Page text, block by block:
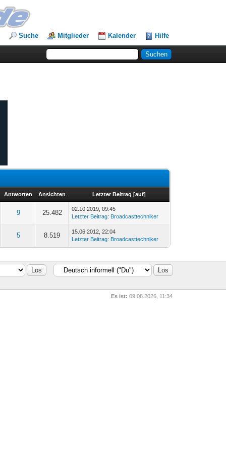
Suche Mitglieder Kalender Hilfe
Antworten Ansichten Letzter Beitrag [auf]
9 25.482
02.10.2019, 09:45
Letzter Beitrag: Broadcasttechniker
5 8.519
15.06.2012, 22:04
Letzter Beitrag: Broadcasttechniker
Es ist: 09.08.2026, 11:34